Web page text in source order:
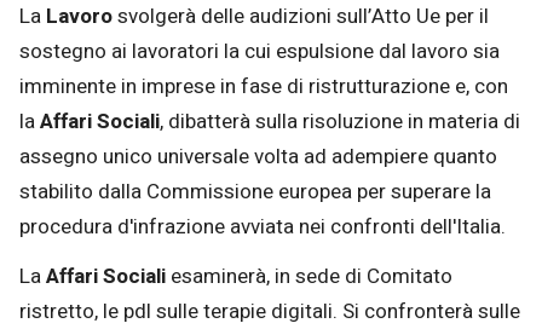
La Lavorosvolgerà delle audizioni sull’Atto Ue per il
sostegno ai lavoratori la cui espulsione dal lavoro sia
imminente in imprese in fase di ristrutturazione e, con
laAffari Sociali, dibatterà sulla risoluzione in materia di
assegno unico universale volta ad adempiere quanto
stabilito dalla Commissione europea per superare la
procedura d'infrazione avviata nei confronti dell'Italia.
LaAffari Sociali esaminerà, in sede di Comitato
ristretto, le pdl sulle terapie digitali. Si confronterà sulle